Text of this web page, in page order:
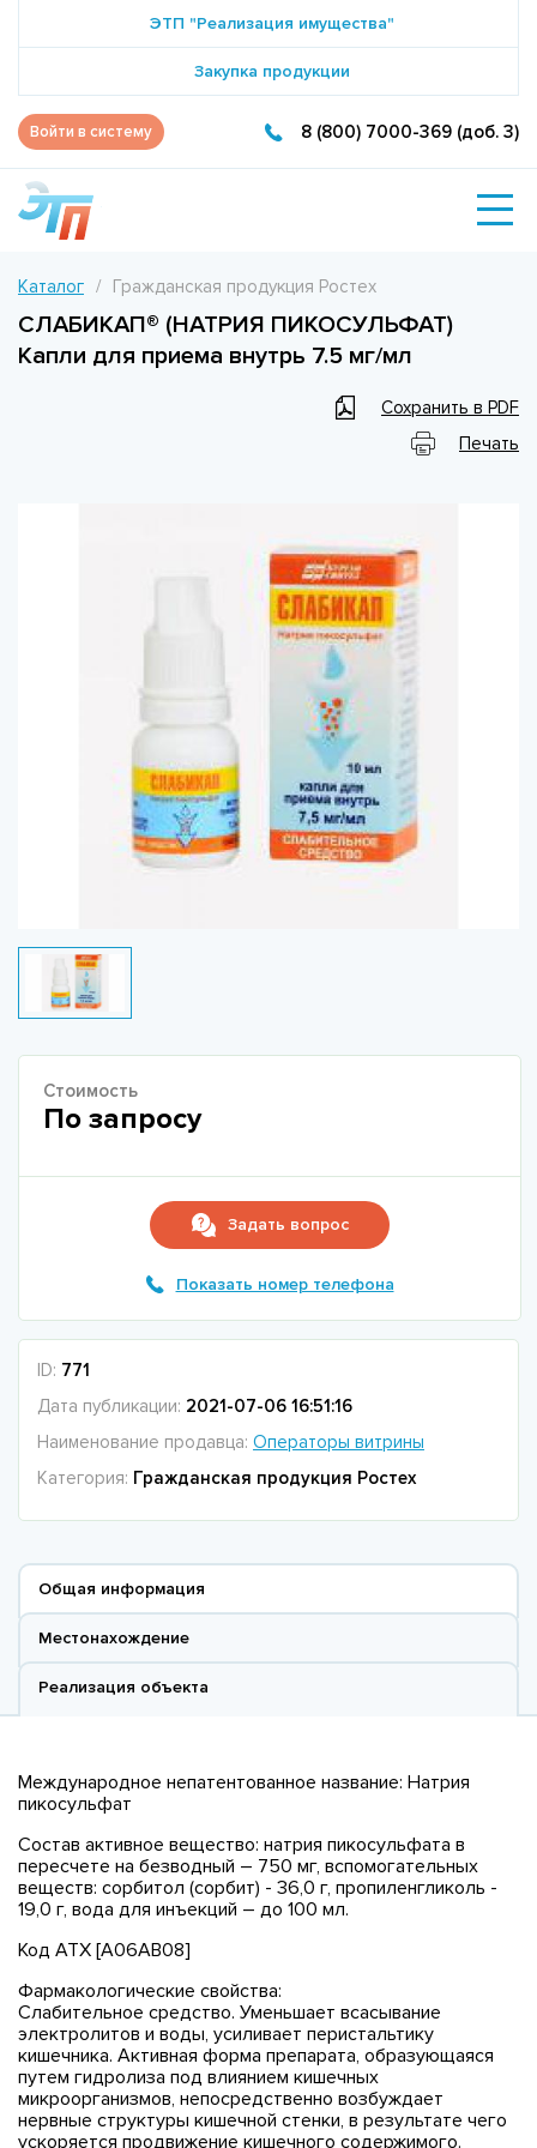
ЭТП "Реализация имущества"
Закупка продукции
Войти в систему 8 (800) 7000-369 (доб. 3)
Каталог Гражданская продукция Ростех
СЛАБИКАП® (НАТРИЯ ПИКОСУЛЬФАТ)
Капли для приема внутрь 7.5 мг/мл
Сохранить в PDF
Печать
Стоимость
По запросу
Задать вопрос
Показать номер телефона
ID: 771
Дата публикации: 2021-07-06 16:51:16
Наименование продавца: Операторы витрины
Категория: Гражданская продукция Ростех
Общая информация
Местонахождение
Реализация объекта
Международное непатентованное название: Натрия
пикосульфат
Состав активное вещество: натрия пикосульфата в
пересчете на безводный – 750 мг, вспомогательных
веществ: сорбитол (сорбит) - 36,0 г, пропиленгликоль -
19,0 г, вода для инъекций – до 100 мл.
Код ATX [А06АВ08]
Фармакологические свойства:
Слабительное средство. Уменьшает всасывание
электролитов и воды, усиливает перистальтику
кишечника. Активная форма препарата, образующаяся
путем гидролиза под влиянием кишечных
микроорганизмов, непосредственно возбуждает
нервные структуры кишечной стенки, в результате чего
ускоряется продвижение кишечного содержимого.